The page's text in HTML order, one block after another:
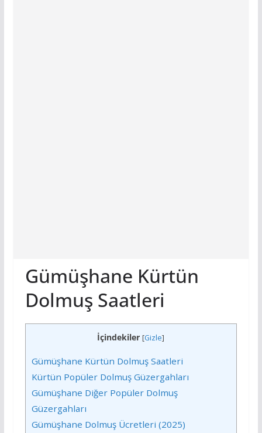
Gümüşhane Kürtün
Dolmuş Saatleri
İçindekiler [Gizle]
Gümüşhane Kürtün Dolmuş Saatleri
Kürtün Popüler Dolmuş Güzergahları
Gümüşhane Diğer Popüler Dolmuş
Güzergahları
Gümüşhane Dolmuş Ücretleri (2025)